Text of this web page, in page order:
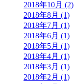
2018年10月 (2)
2018年8月 (1)
2018年7月 (1)
2018年6月 (1)
2018年5月 (1)
2018年4月 (1)
2018年3月 (1)
2018年2月 (1)